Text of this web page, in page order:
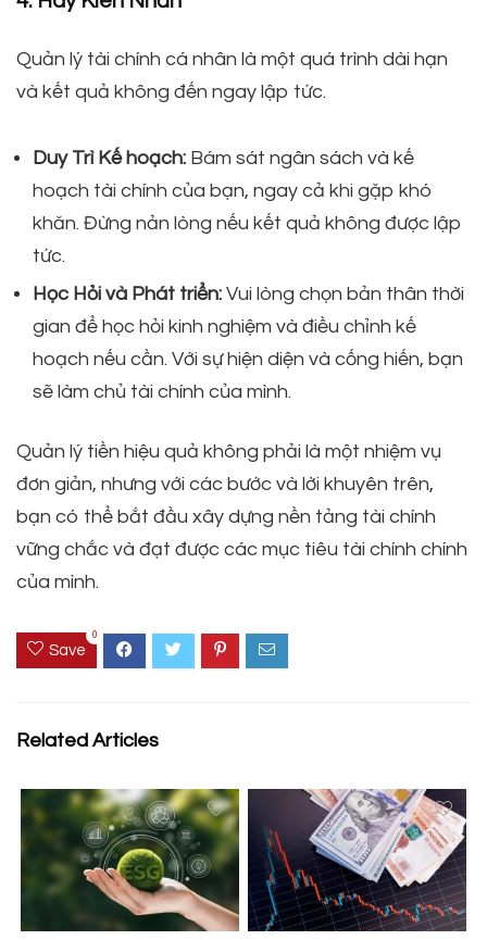
Quản lý tài chính cá nhân là một quá trình dài hạn
và kết quả không đến ngay lập tức.
Duy Trì Kế hoạch: Bám sát ngân sách và kế
hoạch tài chính của bạn, ngay cả khi gặp khó
khăn. Đừng nản lòng nếu kết quả không được lập
tức.
Học Hỏi và Phát triển: Vui lòng chọn bản thân thời
gian để học hỏi kinh nghiệm và điều chỉnh kế
hoạch nếu cần. Với sự hiện diện và cống hiến, bạn
sẽ làm chủ tài chính của mình.
Quản lý tiền hiệu quả không phải là một nhiệm vụ
đơn giản, nhưng với các bước và lời khuyên trên,
bạn có thể bắt đầu xây dựng nền tảng tài chính
vững chắc và đạt được các mục tiêu tài chính chính
của mình.
Save
0
Related Articles